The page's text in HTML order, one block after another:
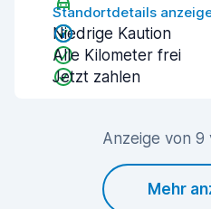
Standortdetails
Niedrige Kaution
Alle Kilometer frei
Jetzt zahlen
Anzeige von 9
Mehr